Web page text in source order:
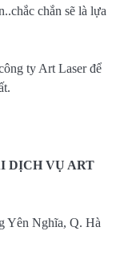
chắn sẽ là lựa
ty Art Laser để
DỊCH VỤ ART
Yên Nghĩa, Q. Hà